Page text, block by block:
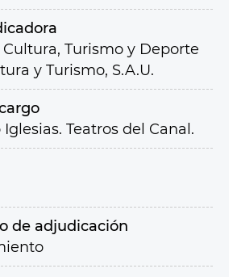
Turismo y Deporte
y Turismo, S.A.U.
Teatros del Canal.
de adjudicación